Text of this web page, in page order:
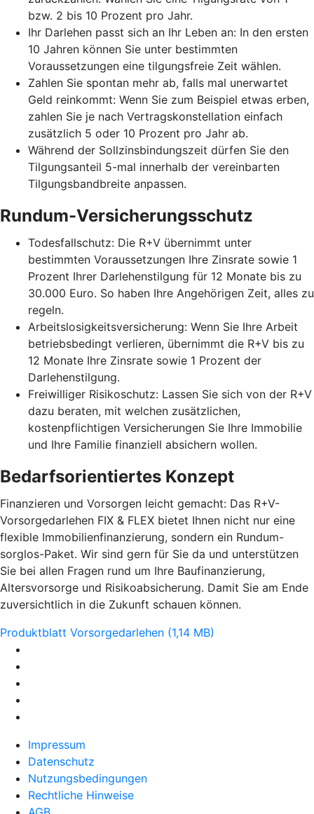
bzw. 2 bis 10 Prozent pro Jahr.
Ihr Darlehen passt sich an Ihr Leben an: In den ersten
10 Jahren können Sie unter bestimmten
Voraussetzungen eine tilgungsfreie Zeit wählen.
Zahlen Sie spontan mehr ab, falls mal unerwartet
Geld reinkommt: Wenn Sie zum Beispiel etwas erben,
zahlen Sie je nach Vertragskonstellation einfach
zusätzlich 5 oder 10 Prozent pro Jahr ab.
Während der Sollzinsbindungszeit dürfen Sie den
Tilgungsanteil 5-mal innerhalb der vereinbarten
Tilgungsbandbreite anpassen.
Rundum-Versicherungsschutz
Todesfallschutz: Die R+V übernimmt unter
bestimmten Voraussetzungen Ihre Zinsrate sowie 1
Prozent Ihrer Darlehenstilgung für 12 Monate bis zu
30.000 Euro. So haben Ihre Angehörigen Zeit, alles zu
regeln.
Arbeitslosigkeitsversicherung: Wenn Sie Ihre Arbeit
betriebsbedingt verlieren, übernimmt die R+V bis zu
12 Monate Ihre Zinsrate sowie 1 Prozent der
Darlehenstilgung.
Freiwilliger Risikoschutz: Lassen Sie sich von der R+V
dazu beraten, mit welchen zusätzlichen,
kostenpflichtigen Versicherungen Sie Ihre Immobilie
und Ihre Familie finanziell absichern wollen.
Bedarfsorientiertes Konzept
Finanzieren und Vorsorgen leicht gemacht: Das R+V-
Vorsorgedarlehen FIX & FLEX bietet Ihnen nicht nur eine
flexible Immobilienfinanzierung, sondern ein Rundum-
sorglos-Paket. Wir sind gern für Sie da und unterstützen
Sie bei allen Fragen rund um Ihre Baufinanzierung,
Altersvorsorge und Risikoabsicherung. Damit Sie am Ende
zuversichtlich in die Zukunft schauen können.
Produktblatt Vorsorgedarlehen (1,14 MB)
Impressum
Datenschutz
Nutzungsbedingungen
Rechtliche Hinweise